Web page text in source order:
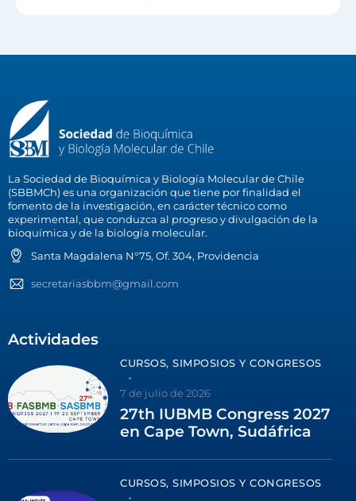
La Sociedad de Bioquímica y Biología Molecular de Chile
(SBBMCh) es una organización que tiene por finalidad el
fomento de la investigación, en carácter técnico como
experimental, que conduzca al progreso y divulgación de la
bioquímica y de la biología molecular.
Santa Magdalena N°75, Of. 304, Providencia
secretariasbbm@gmail.com
Actividades
CURSOS, SIMPOSIOS Y CONGRESOS
7 de julio de 2026
27th IUBMB Congress 2027
en Cape Town, Sudáfrica
CURSOS, SIMPOSIOS Y CONGRESOS